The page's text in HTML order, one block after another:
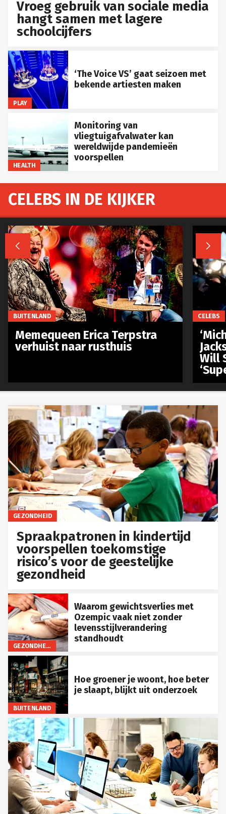
Vroeg gebruik van sociale media
hangt samen met lagere
schoolcijfers
PLAY
‘The Voice VS’ gaat seizoen met
bekende artiesten maken
HEALTH
Monitoring van
vliegtuigafvalwater kan
wereldwijde pandemieën
voorspellen
GEZONDHEID
Spraakpatronen in kindertijd
voorspellen toekomstige
risico’s voor de geestelijke
gezondheid
GEZONDHEID
Waarom gewichtsverlies met
Ozempic vaak niet zonder
levensstijlverandering
standhoudt
BUITENLAND
Hoe groener je woont, hoe beter
je slaapt, blijkt uit onderzoek
CELEBS IN DE KIJKER
 
BUITENLAND
Memequeen Erica Terpstra
verhuist naar rusthuis
CELEBS
Will